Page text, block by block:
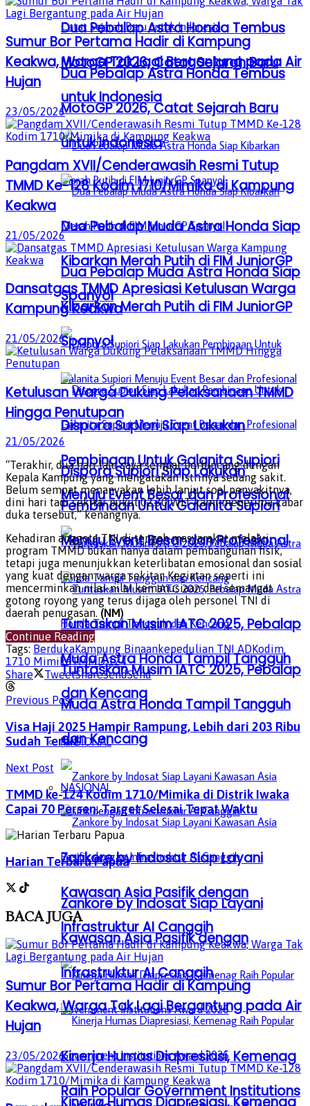
Dua Pebalap Astra Honda Tembus
MotoGP 2026, Catat Sejarah Baru
untuk Indonesia
Dua Pebalap Muda Astra Honda Siap
Kibarkan Merah Putih di FIM JuniorGP
Spanyol
Dispora Supiori Siap Lakukan
Pembinaan Untuk Galanita Supiori
Menuju Event Besar dan Profesional
Tuntaskan Musim IATC 2025, Pebalap
Muda Astra Honda Tampil Tangguh
dan Kencang
NASIONAL
Zankore by Indosat Siap Layani
Kawasan Asia Pasifik dengan
Infrastruktur AI Canggih
Kinerja Humas Diapresiasi, Kemenag
Raih Popular Government Institutions
Dua Pebalap Astra Honda Tembus
MotoGP 2026, Catat Sejarah Baru
untuk Indonesia
Dua Pebalap Muda Astra Honda Siap
Kibarkan Merah Putih di FIM JuniorGP
Spanyol
Dispora Supiori Siap Lakukan
Pembinaan Untuk Galanita Supiori
Menuju Event Besar dan Profesional
Tuntaskan Musim IATC 2025, Pebalap
Muda Astra Honda Tampil Tangguh
dan Kencang
NASIONAL
Zankore by Indosat Siap Layani
Kawasan Asia Pasifik dengan
Infrastruktur AI Canggih
Kinerja Humas Diapresiasi, Kemenag
Sumur Bor Pertama Hadir di Kampung
Keakwa, Warga Tak Lagi Bergantung pada Air
Hujan
23/05/2026
Pangdam XVII/Cenderawasih Resmi Tutup
TMMD Ke-128 Kodim 1710/Mimika di Kampung
Keakwa
21/05/2026
Dansatgas TMMD Apresiasi Ketulusan Warga
Kampung Keakwa
21/05/2026
Ketulusan Warga Dukung Pelaksanaan TMMD
Hingga Penutupan
21/05/2026
“Terakhir, dua hari lalu saya sempat berbincang dengan
Kepala Kampung yang mengatakan istrinya sedang sakit.
Belum sempat menanyakan lebih lanjut soal penyakitnya,
dini hari tadi sekitar pukul 02.30 WIT kami menerima kabar
duka tersebut,” kenangnya.
Kehadiran anggota TNI di tengah masyarakat melalui
program TMMD bukan hanya dalam pembangunan fisik,
tetapi juga menunjukkan keterlibatan emosional dan sosial
yang kuat dengan warga sekitar. Kegiatan seperti ini
mencerminkan nilai-nilai kemanusiaan dan semangat
gotong royong yang terus dijaga oleh personel TNI di
daerah penugasan. (NM)
Continue Reading
Tags: BerdukaKampung Binaankepedulian TNI AD Kodim
1710 MimikaTMMD 124
Share
TweetShareSendSend
Previous Post
Visa Haji 2025 Hampir Rampung, Lebih dari 203 Ribu
Sudah Terbit
Next Post
TMMD ke-124 Kodim 1710/Mimika di Distrik Iwaka
Capai 70 Persen, Target Selesai Tepat Waktu
Harian Terbaru Papua
BACAJUGA
Sumur Bor Pertama Hadir di Kampung
Keakwa, Warga Tak Lagi Bergantung pada Air
Hujan
23/05/2026